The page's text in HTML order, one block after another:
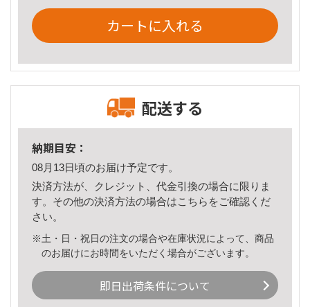
カートに入れる
配送する
納期目安：
08月13日頃のお届け予定です。
決済方法が、クレジット、代金引換の場合に限りま
す。その他の決済方法の場合はこちら をご確認くだ
さい。
※土・日・祝日の注文の場合や在庫状況によって、商品
のお届けにお時間をいただく場合がございます。
即日出荷条件について